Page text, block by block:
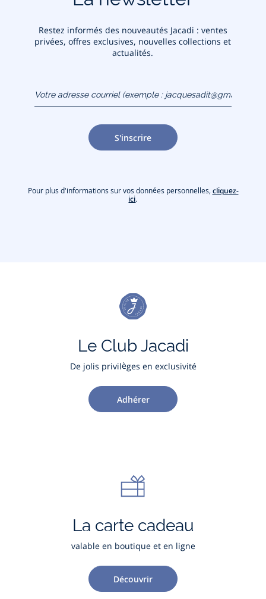
Restez informés des nouveautés Jacadi : ventes
privées, offres exclusives, nouvelles collections et
actualités.
(exemple :
jacquesadit@gmail.com)
S'inscrire
Pour plus d'informations sur vos données personnelles, cliquez-
ici.
Le Club Jacadi
De jolis privilèges en exclusivité
Adhérer
La carte cadeau
valable en boutique et en ligne
Découvrir